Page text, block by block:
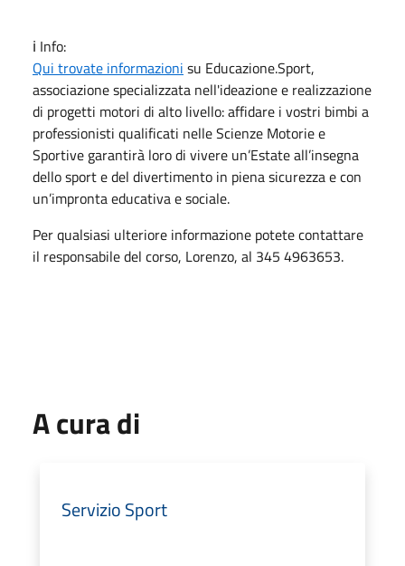
ℹ️ Info:
Qui trovate informazioni su Educazione.Sport,
associazione specializzata nell'ideazione e realizzazione
di progetti motori di alto livello: affidare i vostri bimbi a
professionisti qualificati nelle Scienze Motorie e
Sportive garantirà loro di vivere un’Estate all’insegna
dello sport e del divertimento in piena sicurezza e con
un’impronta educativa e sociale.
Per qualsiasi ulteriore informazione potete contattare
il responsabile del corso, Lorenzo, al 345 4963653.
A cura di
Servizio Sport